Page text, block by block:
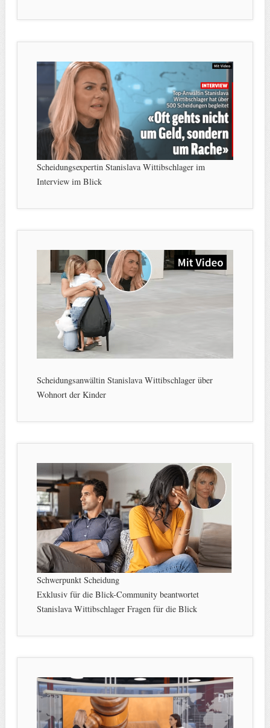
Scheidungsexpertin Stanislava Wittibschlager im
Interview im Blick
Scheidungsanwältin Stanislava Wittibschlager über
Wohnort der Kinder
Schwerpunkt Scheidung
Exklusiv für die Blick-Community beantwortet
Stanislava Wittibschlager Fragen für die Blick